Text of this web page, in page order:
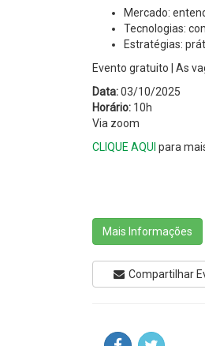
Mercado:
Tecnologias:
Estratégias:
Evento gratuito | As
Data:03/10/2025
Horário: 10h
Via zoom
CLIQUE AQUI para
Mais Informações
Compartilhar